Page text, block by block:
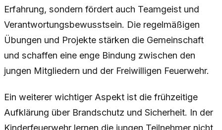
Erfahrung, sondern fördert auch Teamgeist und
Verantwortungsbewusstsein. Die regelmäßigen
Übungen und Projekte stärken die Gemeinschaft
und schaffen eine enge Bindung zwischen den
jungen Mitgliedern und der Freiwilligen Feuerwehr.
Ein weiterer wichtiger Aspekt ist die frühzeitige
Aufklärung über Brandschutz und Sicherheit. In der
Kinderfeuerwehr lernen die jungen Teilnehmer nicht